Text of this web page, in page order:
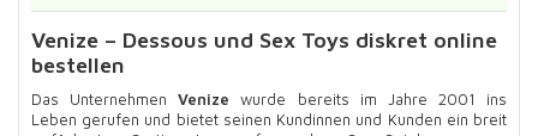
Venize – Dessous und Sex Toys diskret online
bestellen
Das Unternehmen Venize wurde bereits im Jahre 2001 ins
Leben gerufen und bietet seinen Kundinnen und Kunden ein breit